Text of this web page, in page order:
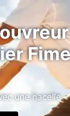
une nacelle